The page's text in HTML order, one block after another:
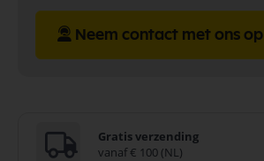
Neem contact met ons op
Gratis verzending
vanaf € 100 (NL)